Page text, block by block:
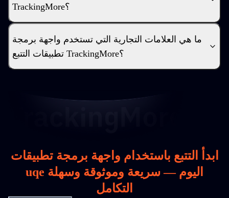
TrackingMore؟
ما هي العلامات التجارية التي تستخدم واجهة برمجة
تطبيقات التتبع TrackingMore؟
ابدأ التتبع باستخدام واجهة برمجة تطبيقات
uqe اليوم — سريعة وموثوقة وسهلة
التكامل